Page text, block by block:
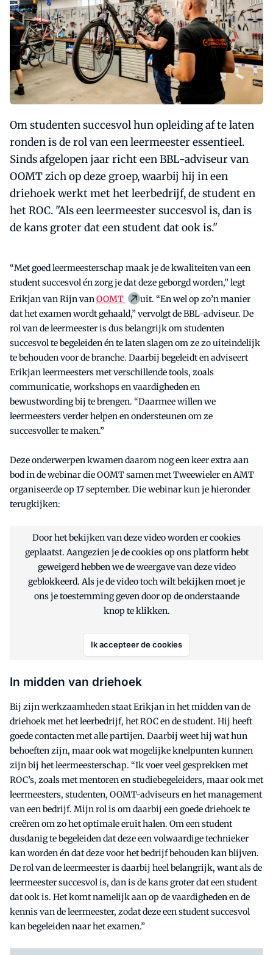
Om studenten succesvol hun opleiding af te laten
ronden is de rol van een leermeester essentieel.
Sinds afgelopen jaar richt een BBL-adviseur van
OOMT zich op deze groep, waarbij hij in een
driehoek werkt met het leerbedrijf, de student en
het ROC. "Als een leermeester succesvol is, dan is
de kans groter dat een student dat ook is."
“Met goed leermeesterschap maak je de kwaliteiten van een
student succesvol én zorg je dat deze geborgd worden,” legt
Erikjan van Rijn vanOOMT
uit. “En wel op zo’n manier
dat het examen wordt gehaald,” vervolgt de BBL-adviseur. De
rol van de leermeester is dus belangrijk om studenten
succesvol te begeleiden én te laten slagen om ze zo uiteindelijk
te behouden voor de branche. Daarbij begeleidt en adviseert
Erikjan leermeesters met verschillende tools, zoals
communicatie, workshops en vaardigheden en
bewustwording bij te brengen. “Daarmee willen we
leermeesters verder helpen en ondersteunen om ze
succesvoller te maken.”
Deze onderwerpen kwamen daarom nog een keer extra aan
bod in de webinar die OOMT samen met Tweewieler en AMT
organiseerde op 17 september. Die webinar kun je hieronder
terugkijken:
Door het bekijken van deze video worden er cookies
geplaatst. Aangezien je de cookies op ons platform hebt
geweigerd hebben we de weergave van deze video
geblokkeerd. Als je de video toch wilt bekijken moet je
ons je toestemming geven door op de onderstaande
knop te klikken.
Ik accepteer de cookies
In midden van driehoek
Bij zijn werkzaamheden staat Erikjan in het midden van de
driehoek met het leerbedrijf, het ROC en de student. Hij heeft
goede contacten met alle partijen. Daarbij weet hij wat hun
behoeften zijn, maar ook wat mogelijke knelpunten kunnen
zijn bij het leermeesterschap. “Ik voer veel gesprekken met
ROC’s, zoals met mentoren en studiebegeleiders, maar ook met
leermeesters, studenten, OOMT-adviseurs en het management
van een bedrijf. Mijn rol is om daarbij een goede driehoek te
creëren om zo het optimale eruit halen. Om een student
dusdanig te begeleiden dat deze een volwaardige technieker
kan worden én dat deze voor het bedrijf behouden kan blijven.
De rol van de leermeester is daarbij heel belangrijk, want als de
leermeester succesvol is, dan is de kans groter dat een student
dat ook is. Het komt namelijk aan op de vaardigheden en de
kennis van de leermeester, zodat deze een student succesvol
kan begeleiden naar het examen.”